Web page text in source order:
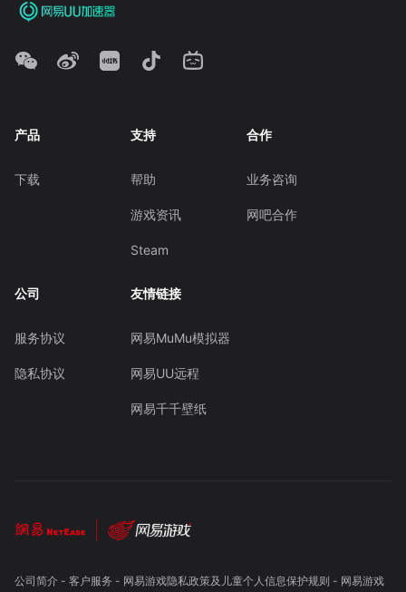
产品
下载
支持
帮助
游戏资讯
Steam
合作
业务咨询
网吧合作
公司
服务协议
隐私协议
友情链接
网易MuMu模拟器
网易UU远程
网易千千壁纸
公司简介- 客户服务 - 网易游戏隐私政策及儿童个人信息保护规则 - 网易游戏